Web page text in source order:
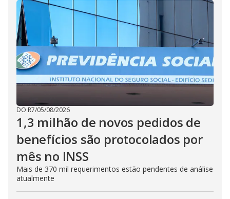
DO R7/05/08/2026
1,3 milhão de novos pedidos de
benefícios são protocolados por
mês no INSS
Mais de 370 mil requerimentos estão pendentes de análise
atualmente